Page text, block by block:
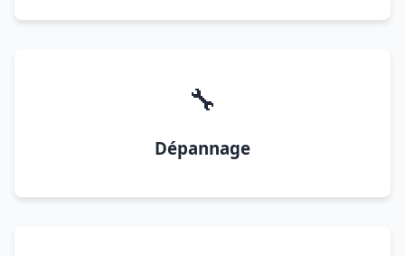
🔧
Dépannage